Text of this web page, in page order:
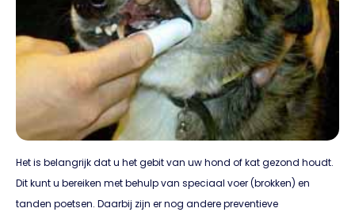
Het is belangrijk dat u het gebit van uw hond of kat gezond houdt.
Dit kunt u bereiken met behulp van speciaal voer (brokken) en
tanden poetsen. Daarbij zijn er nog andere preventieve